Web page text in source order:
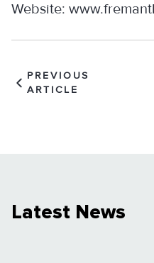
Website:
PREVIOUS
ARTICLE
Latest News